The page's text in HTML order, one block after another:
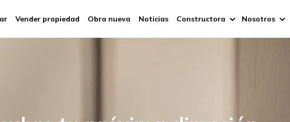
Vender propiedad Obra nueva Noticias Constructora Nosotros